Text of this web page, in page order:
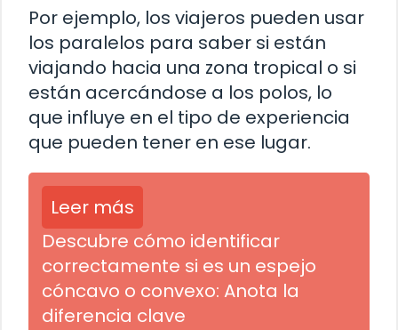
Por ejemplo, los viajeros pueden usar
los paralelos para saber si están
viajando hacia una zona tropical o si
están acercándose a los polos, lo
que influye en el tipo de experiencia
que pueden tener en ese lugar.
Leer más
Descubre cómo identificar
correctamente si es un espejo
cóncavo o convexo: Anota la
diferencia clave